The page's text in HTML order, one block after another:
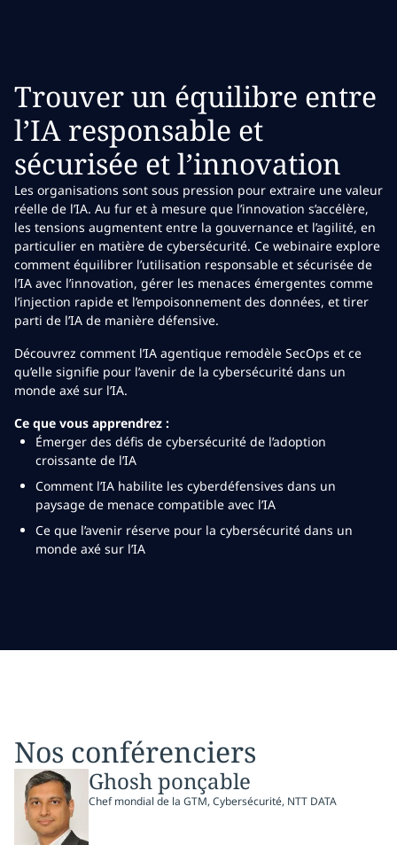
Trouver un équilibre entre
l’IA responsable et
sécurisée et l’innovation
Les organisations sont sous pression pour extraire une valeur
réelle de l’IA. Au fur et à mesure que l’innovation s’accélère,
les tensions augmentent entre la gouvernance et l’agilité, en
particulier en matière de cybersécurité. Ce webinaire explore
comment équilibrer l’utilisation responsable et sécurisée de
l’IA avec l’innovation, gérer les menaces émergentes comme
l’injection rapide et l’empoisonnement des données, et tirer
parti de l’IA de manière défensive.
Découvrez comment l’IA agentique remodèle SecOps et ce
qu’elle signifie pour l’avenir de la cybersécurité dans un
monde axé sur l’IA.
Ce que vous apprendrez :
Émerger des défis de cybersécurité de l’adoption
croissante de l’IA
Comment l’IA habilite les cyberdéfensives dans un
paysage de menace compatible avec l’IA
Ce que l’avenir réserve pour la cybersécurité dans un
monde axé sur l’IA
Nos conférenciers
Ghosh ponçable
Chef mondial de la GTM, Cybersécurité, NTT DATA